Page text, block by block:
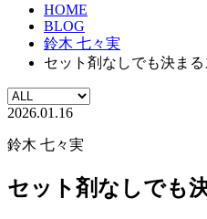
HOME
BLOG
鈴木 七々実
セット剤なしでも決まる
2026.01.16
鈴木 七々実
セット剤なしでも